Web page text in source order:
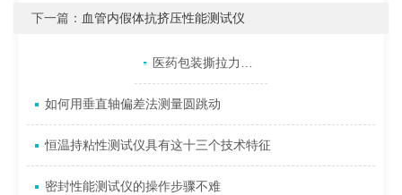
下一篇： 血管内假体抗挤压性能测试仪
相关文章 医药包装撕拉力测试仪的数据分析方法及其重要性
如何用垂直轴偏差法测量圆跳动
恒温持粘性测试仪具有这十三个技术特征
密封性能测试仪的操作步骤不难